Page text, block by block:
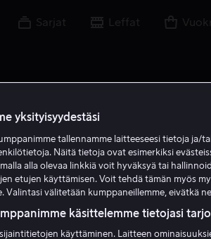
Sarjat Leffat
yksityisyydestäsi
tallennamme laitteeseesi tietoja ja/
Näitä tietoja ovat esimerkiksi
alla olevaa linkkiä voit hyväksyä tai
etujen käyttämisen. Voit tehdä tämän myös
Valintasi välitetään kumppaneillemme, eivätkä
käsittelemme tietojasi
käyttäminen. Laitteen